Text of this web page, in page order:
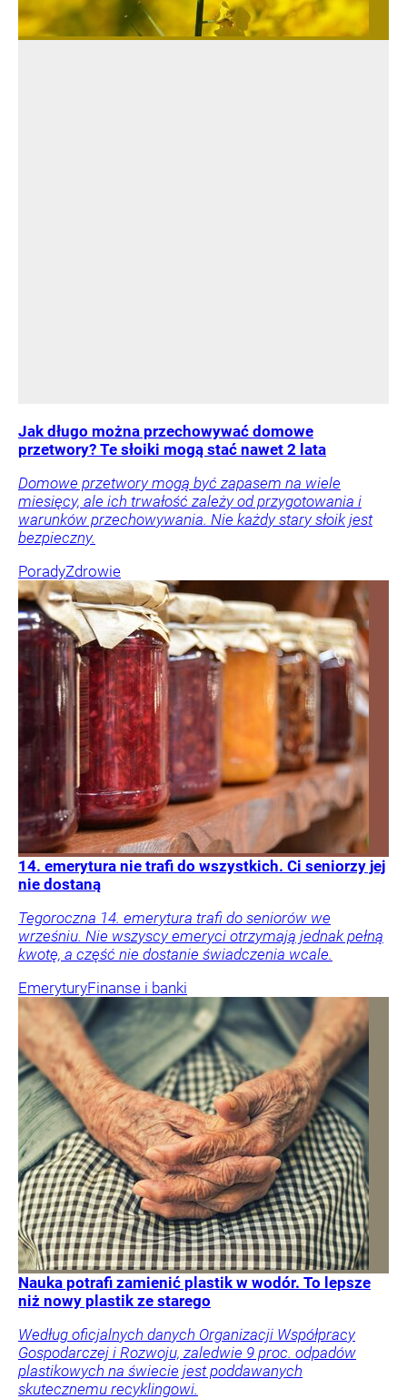
Jak długo można przechowywać domowe
przetwory? Te słoiki mogą stać nawet 2 lata
Domowe przetwory mogą być zapasem na wiele
miesięcy, ale ich trwałość zależy od przygotowania i
warunków przechowywania. Nie każdy stary słoik jest
bezpieczny.
PoradyZdrowie
14. emerytura nie trafi do wszystkich. Ci seniorzy jej
nie dostaną
Tegoroczna 14. emerytura trafi do seniorów we
wrześniu. Nie wszyscy emeryci otrzymają jednak pełną
kwotę, a część nie dostanie świadczenia wcale.
EmeryturyFinanse i banki
Nauka potrafi zamienić plastik w wodór. To lepsze
niż nowy plastik ze starego
Według oficjalnych danych Organizacji Współpracy
Gospodarczej i Rozwoju, zaledwie 9 proc. odpadów
plastikowych na świecie jest poddawanych
skutecznemu recyklingowi.